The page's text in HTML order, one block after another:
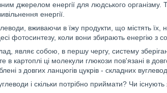
джерелом енергії для людського
енергії.
вживаючи в їжу продукти, що містять їх,
фотосинтезу, коли вони збирають енергію з
являє собою, в першу чергу, систему
в картоплі ці молекули глюкози пов'язані в
з довгих ланцюгів цукрів - складних
і скільки потрібно приймати? Чи